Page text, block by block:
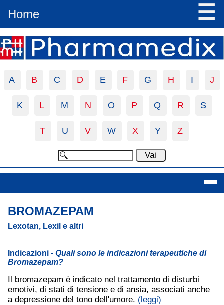
Home ☰
A B C D E F G H I J
K L M N O P Q R S
T U V W X Y Z
Bromazepam
BROMAZEPAM
Lexotan, Lexil e altri
Indicazioni - Quali sono le indicazioni terapeutiche di
Bromazepam?
Il bromazepam è indicato nel trattamento di disturbi
emotivi, di stati di tensione e di ansia, associati anche
a depressione del tono dell'umore. (leggi)